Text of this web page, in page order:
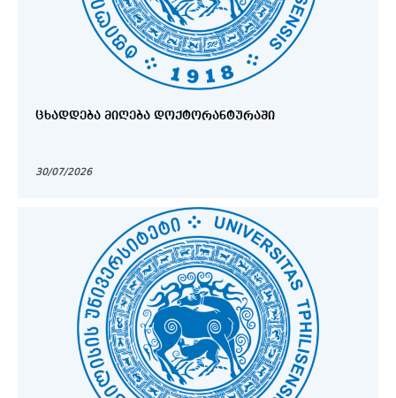
ᲪᲮᲐᲓᲓᲔᲑᲐ ᲛᲘᲦᲔᲑᲐ ᲓᲝᲥᲢᲝᲠᲐᲜᲢᲣᲠᲐᲨᲘ
30/07/2026